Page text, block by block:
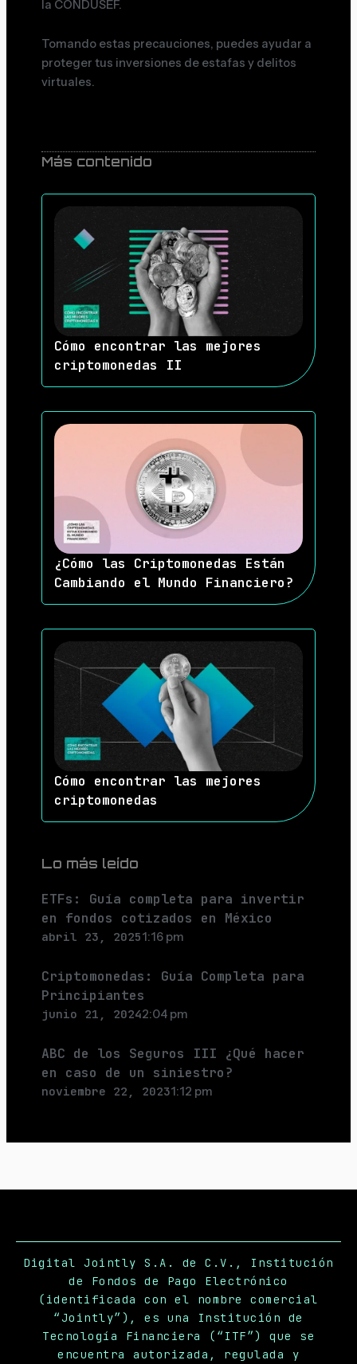
la CONDUSEF.
Tomando estas precauciones, puedes ayudar a
proteger tus inversiones de estafas y delitos
virtuales.
Más contenido
Cómo encontrar las mejores
criptomonedas II
¿Cómo las Criptomonedas Están
Cambiando el Mundo Financiero?
Cómo encontrar las mejores
criptomonedas
Lo más leído
ETFs: Guía completa para invertir
en fondos cotizados en México
abril 23, 20251:16 pm
Criptomonedas: Guía Completa para
Principiantes
junio 21, 20242:04 pm
ABC de los Seguros III ¿Qué hacer
en caso de un siniestro?
noviembre 22, 20231:12 pm
Digital Jointly S.A. de C.V., Institución
de Fondos de Pago Electrónico
(identificada con el nombre comercial
“Jointly”), es una Institución de
Tecnología Financiera (“ITF”) que se
encuentra autorizada, regulada y